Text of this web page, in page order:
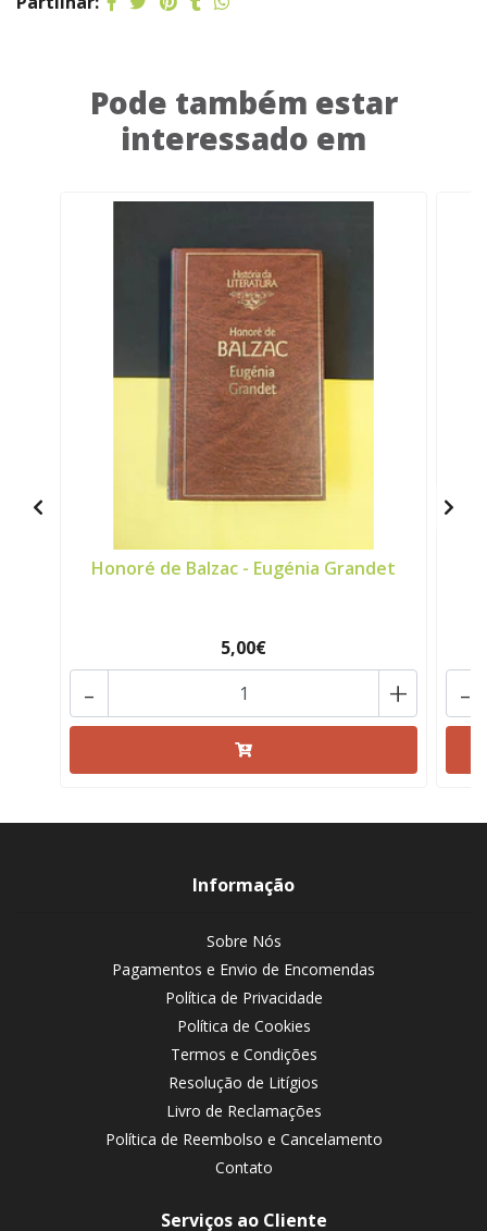
Pode também estar
interessado em
Honoré de Balzac - Eugénia Grandet
5,00€
+
- -
Informação
Sobre Nós
Pagamentos e Envio de Encomendas
Política de Privacidade
Política de Cookies
Termos e Condições
Resolução de Litígios
Livro de Reclamações
Política de Reembolso e Cancelamento
Contato
Serviços ao Cliente